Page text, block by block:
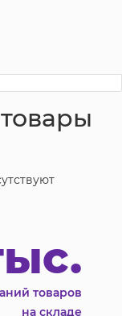
товаров
на складе